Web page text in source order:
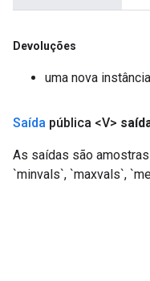
Devoluções
uma nova
Saída pública <V>
As saídas são
`minvals`, `maxvals`,